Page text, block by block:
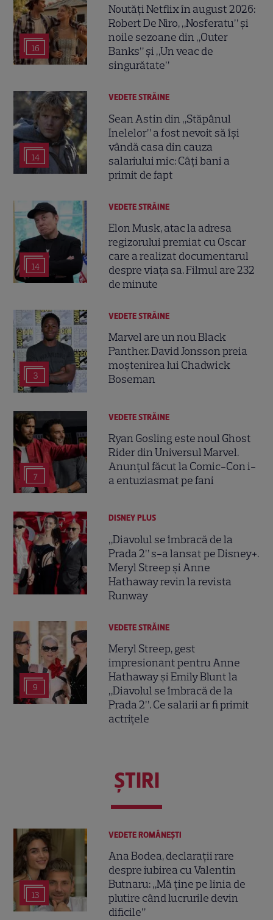
16
Noutăți Netflix în august 2026:
Robert De Niro, „Nosferatu” și
noile sezoane din „Outer
Banks” și „Un veac de
singurătate”
14
VEDETE STRĂINE
Sean Astin din „Stăpânul
Inelelor” a fost nevoit să își
vândă casa din cauza
salariului mic: Câți bani a
primit de fapt
14
VEDETE STRĂINE
Elon Musk, atac la adresa
regizorului premiat cu Oscar
care a realizat documentarul
despre viața sa. Filmul are 232
de minute
3
VEDETE STRĂINE
Marvel are un nou Black
Panther. David Jonsson preia
moștenirea lui Chadwick
Boseman
7
VEDETE STRĂINE
Ryan Gosling este noul Ghost
Rider din Universul Marvel.
Anunțul făcut la Comic-Con i-
a entuziasmat pe fani
DISNEY PLUS
„Diavolul se îmbracă de la
Prada 2” s-a lansat pe Disney+.
Meryl Streep și Anne
Hathaway revin la revista
Runway
9
VEDETE STRĂINE
Meryl Streep, gest
impresionant pentru Anne
Hathaway și Emily Blunt la
„Diavolul se îmbracă de la
Prada 2”. Ce salarii ar fi primit
actrițele
ŞTIRI
13
VEDETE ROMÂNEŞTI
Ana Bodea, declarații rare
despre iubirea cu Valentin
Butnaru: „Mă ține pe linia de
plutire când lucrurile devin
dificile”